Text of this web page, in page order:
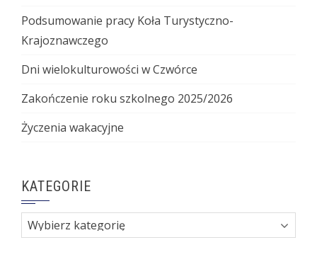
Podsumowanie pracy Koła Turystyczno-
Krajoznawczego
Dni wielokulturowości w Czwórce
Zakończenie roku szkolnego 2025/2026
Życzenia wakacyjne
KATEGORIE
Kategorie